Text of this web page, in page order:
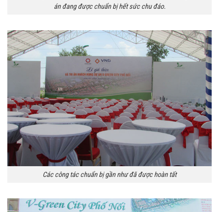
án đang được chuẩn bị hết sức chu đáo.
Các công tác chuẩn bị gần như đã được hoàn tất